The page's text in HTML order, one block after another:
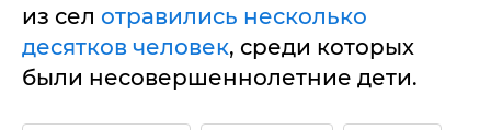
из сел отравились несколько
десятков человек, среди которых
были несовершеннолетние дети.